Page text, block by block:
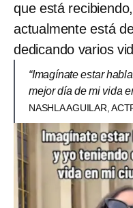
que está
actualmente está
dedicando varios
“Imagínate estar
mejor día de mi vida
NASHLA AGUILAR,